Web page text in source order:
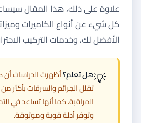
علاوة على ذلك، هذا المقال
كل شيء عن أنواع الكاميرات
الأفضل لك، وخدمات التركيب
💡هل تعلم؟أظهرت الدراسات أن
المراقبة. كما أنها تساعد في
وتوفر أدلة قوية وموثوقة.